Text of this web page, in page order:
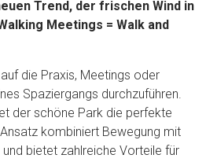
Trend, der frischen Wind in
Meetings = Walk and
die Praxis, Meetings oder
Spaziergangs durchzuführen.
der schöne Park die perfekte
kombiniert Bewegung mit
bietet zahlreiche Vorteile für